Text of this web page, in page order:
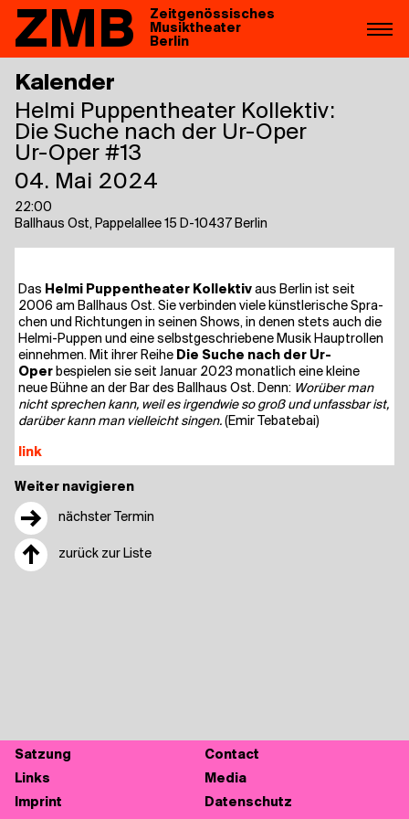
ZMB
Zeitgenössisches
Musiktheater
Berlin
Weiter navigieren
→ nächster Termin
↑ zurück zur Liste
Kalender
Helmi Puppentheater Kollektiv:
Die Suche nach der Ur-Oper
Ur-Oper #13
04. Mai 2024
22:00
Ballhaus Ost, Pappelallee 15 D-10437 Berlin
Das Hel­mi Pup­pen­thea­ter Kol­lek­tiv aus Ber­lin ist seit
2006 am Ball­haus Ost. Sie ver­bin­den vie­le künst­le­ri­sche Spra­
chen und Rich­tun­gen in sei­nen Shows, in denen stets auch die
Hel­mi-Pup­pen und eine selbst­ge­schrie­be­ne Musik Haupt­rol­len
ein­neh­men. Mit ihrer Rei­he Die Suche nach der Ur-
Oper bespie­len sie seit Janu­ar 2023 monat­lich eine klei­ne
neue Büh­ne an der Bar des Ball­haus Ost. Denn: Wor­über man
nicht spre­chen kann, weil es irgend­wie so groß und unfass­bar ist,
dar­über kann man viel­leicht sin­gen. (Emir Tebatebai)
link
Sat­zung
Cont­act
Links
Media
Imprint
Daten­schutz